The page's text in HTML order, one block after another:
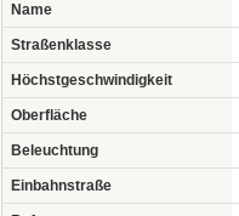
Name
Straßenklasse
Höchstgeschwindigkeit
Oberfläche
Beleuchtung
Einbahnstraße